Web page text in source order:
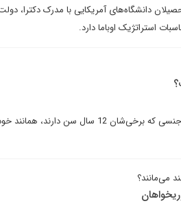
دانشگاه‌های آمریکایی با مدرک
استراتژیک اوباما دارد.
مجموعه‌ای از انبارها وجود دارد که بردگان جنسی که
می‌مانند؟